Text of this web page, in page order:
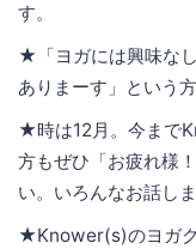
す。
★「ヨガには興味な
ありまーす」という
★時は12月。今まで
方もぜひ「お疲れ様
い。いろんなお話しま
★Knower(s)のヨガク